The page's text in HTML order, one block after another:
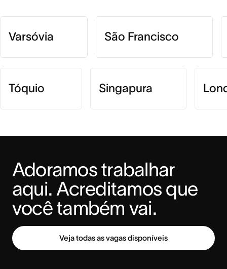
Varsóvia São Francisco
Tóquio Singapura
Adoramos trabalhar
aqui. Acreditamos que
você também vai.
Veja todas as vagas disponíveis